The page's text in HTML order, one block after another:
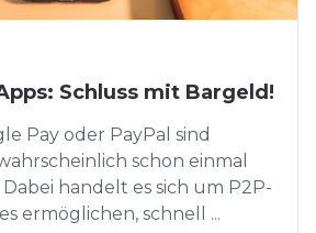
Schluss mit Bargeld!
Pay oder PayPal sind
schon einmal
handelt es sich um P2P-
ermöglichen, schnell ...